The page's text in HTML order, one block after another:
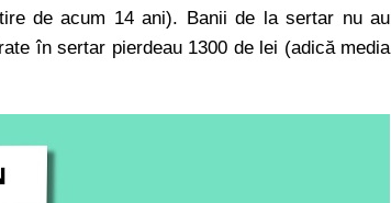
de acum 14 ani). Banii de la sertar nu au
în sertar pierdeau 1300 de lei (adică media